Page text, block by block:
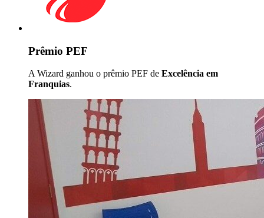
Prêmio PEF
A Wizard ganhou o prêmio PEF de Excelência em
Franquias.